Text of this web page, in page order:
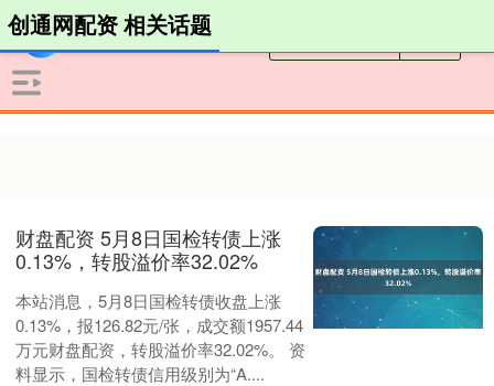
创通网配资 相关话题
财盘配资 5月8日国检转债上涨
0.13%，转股溢价率32.02%
本站消息，5月8日国检转债收盘上涨
0.13%，报126.82元/张，成交额1957.44
万元财盘配资，转股溢价率32.02%。 资
料显示，国检转债信用级别为“A....